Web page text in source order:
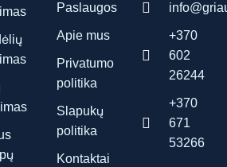
Paslaugos
Apie mus
Privatumo
politika
Slapukų
politika
Kontaktai
+370
602
26244
+370
671
53266